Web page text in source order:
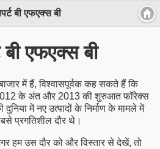
बी एफएक्स बी
बी एफएक्स बी
में हैं, विश्वासपूर्वक कह ​​सकते हैं कि
के अंत और 2013 की शुरुआत फॉरेक्स
दुनिया में नए उत्पादों के निर्माण के मामले में
प्रगतिशील दौर थे।
हम उस दौर को और विस्तार से देखें, तो